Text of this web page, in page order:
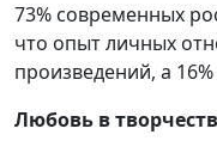
73% современных
что опыт личных
произведений, а
Любовь в